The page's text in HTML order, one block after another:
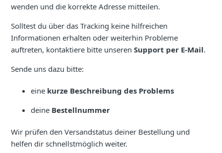
wenden und die korrekte Adresse mitteilen.
Solltest du über das Tracking keine hilfreichen
Informationen erhalten oder weiterhin Probleme
auftreten, kontaktiere bitte unserenSupport per E-Mail.
Sende uns dazu bitte:
eine kurze Beschreibung des Problems
deine Bestellnummer
Wir prüfen den Versandstatus deiner Bestellung und
helfen dir schnellstmöglich weiter.